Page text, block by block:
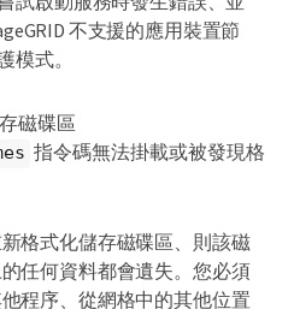
不支援的應用裝置節
模式。
磁碟區
指令碼無法掛載或被發現格
格式化儲存磁碟區、則該磁
任何資料都會遺失。您必須
程序、從網格中的其他位置